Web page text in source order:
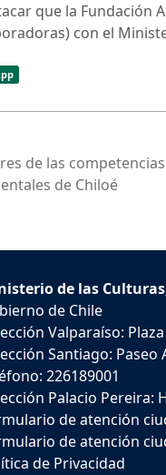
que la Fundación
con el
de las
de Chiloé
de las
de Chile
Valparaíso:
Santiago: Paseo
226189001
Palacio Pereira:
de atención
de atención
de Privacidad